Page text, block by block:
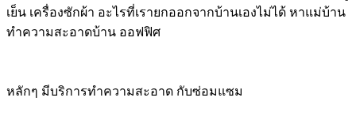
เย็น เครื่องซักผ้า อะไรที่เรายกออกจากบ้านเองไม่ได้ หาแม่บ้าน
ทำความสะอาดบ้าน ออฟฟิศ
หลักๆ มีบริการทำความสะอาด กับซ่อมแซม